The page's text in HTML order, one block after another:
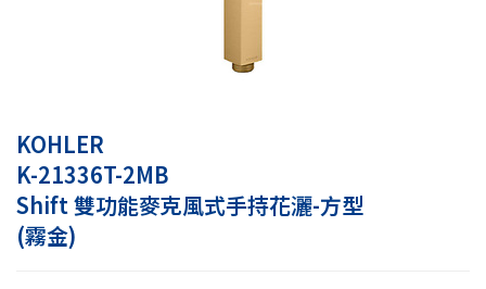
KOHLER
K-21336T-2MB
Shift 雙功能麥克風式手持花灑-方型
(霧金)